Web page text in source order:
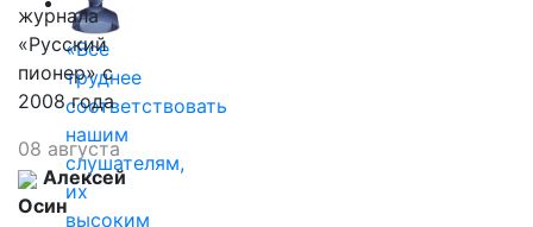
«Все
труднее
соответствовать
нашим
слушателям,
их
высоким
журнала
«Русский
пионер» с
2008 года
08 августа
Алексей
Осин